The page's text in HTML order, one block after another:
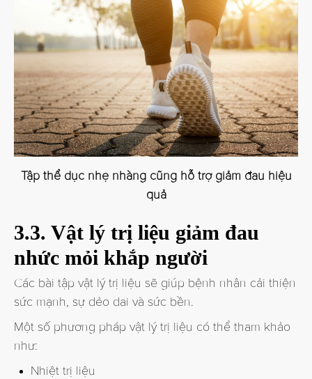
Tập thể dục nhẹ nhàng cũng hỗ trợ giảm đau hiệu
quả
3.3. Vật lý trị liệu giảm đau
nhức mỏi khắp người
Các bài tập vật lý trị liệu sẽ giúp bệnh nhân cải thiện
sức mạnh, sự dẻo dai và sức bền.
Một số phương pháp vật lý trị liệu có thể tham khảo
như:
Nhiệt trị liệu